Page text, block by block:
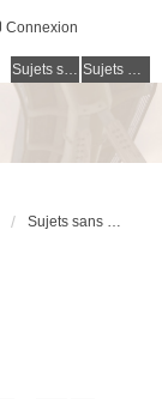
Connexion
Sujets sans réponse Sujets actifs
Sujets sans réponse